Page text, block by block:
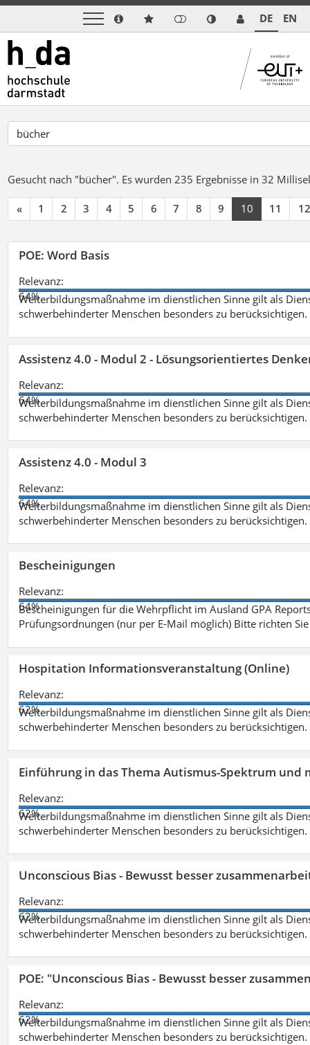
DE EN
Gesucht nach "bücher". Es wurden 235 Ergebnisse in 32
« 1 2 3 4 5 6 7 8 9 10 11 12
POE: Word Basis
Relevanz:
64%
Weiterbildungsmaßnahme im dienstlichen Sinne gilt als
schwerbehinderter Menschen besonders zu berücksichtigen.
Assistenz 4.0 - Modul 2 - Lösungsorientiertes
Relevanz:
64%
Weiterbildungsmaßnahme im dienstlichen Sinne gilt als
schwerbehinderter Menschen besonders zu berücksichtigen.
Assistenz 4.0 - Modul 3
Relevanz:
64%
Weiterbildungsmaßnahme im dienstlichen Sinne gilt als
schwerbehinderter Menschen besonders zu
Bescheinigungen
Relevanz:
64%
Bescheinigungen für die Wehrpflicht im Ausland GPA
Prüfungsordnungen (nur per E-Mail möglich) Bitte richten
Hospitation Informationsveranstaltung (Online)
Relevanz:
62%
Weiterbildungsmaßnahme im dienstlichen Sinne gilt als
schwerbehinderter Menschen besonders zu berücksichtigen.
Einführung in das Thema Autismus-Spektrum
Relevanz:
62%
Weiterbildungsmaßnahme im dienstlichen Sinne gilt als
schwerbehinderter Menschen besonders zu berücksichtigen.
Unconscious Bias - Bewusst besser
Relevanz:
62%
Weiterbildungsmaßnahme im dienstlichen Sinne gilt als
schwerbehinderter Menschen besonders zu berücksichtigen.
POE: "Unconscious Bias - Bewusst besser
Relevanz:
62%
Weiterbildungsmaßnahme im dienstlichen Sinne gilt als
schwerbehinderter Menschen besonders zu berücksichtigen.